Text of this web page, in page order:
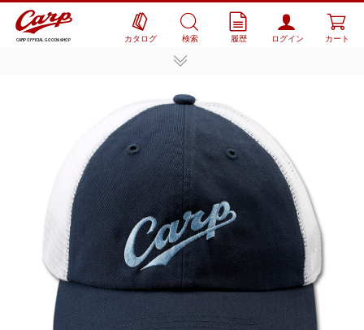
CARP OFFICIAL GOODS SHOP カタログ 検索 履歴 ログイン カート